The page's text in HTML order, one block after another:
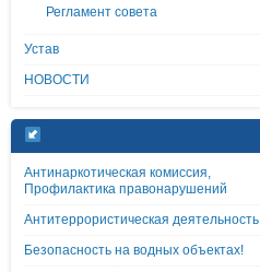
Регламент совета
Устав
НОВОСТИ
Антинаркотическая комиссия,
Профилактика правонарушений
Антитеррористическая деятельность
Безопасность на водных объектах!